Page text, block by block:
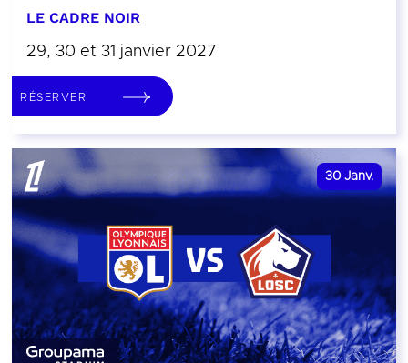
LE CADRE NOIR
29, 30 et 31 janvier 2027
RÉSERVER
30 Janv.